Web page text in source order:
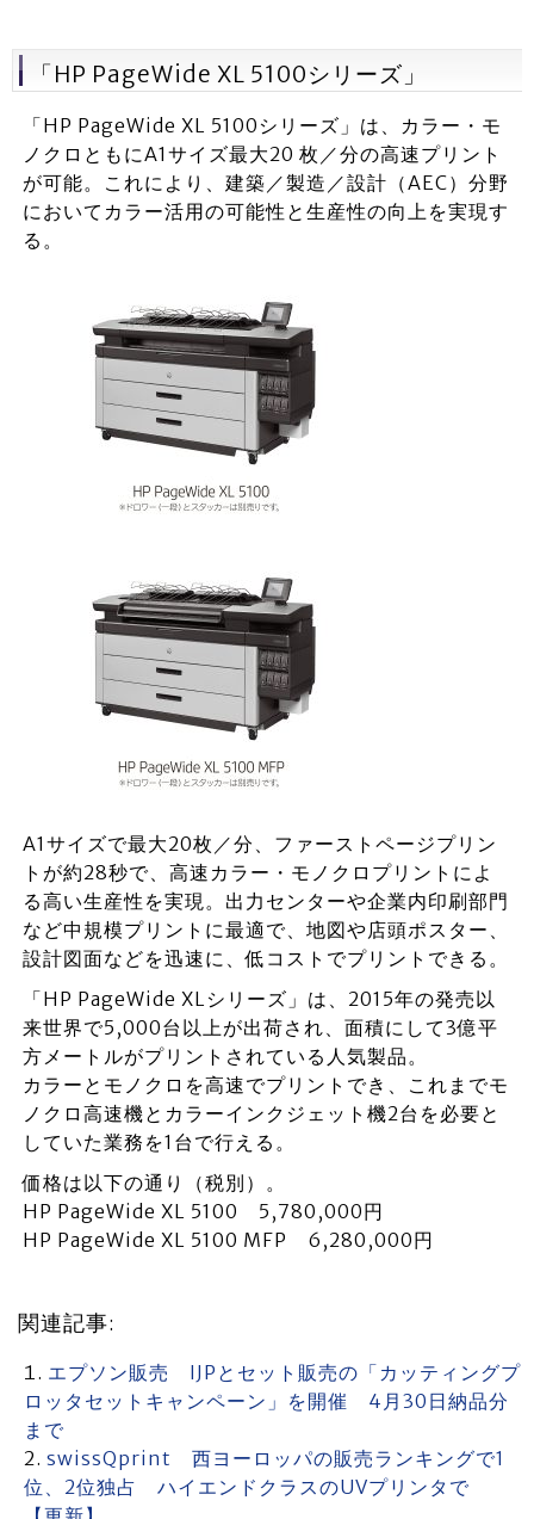
「HP PageWide XL 5100シリーズ」
「HP PageWide XL 5100シリーズ」は、カラー・モ
ノクロともにA1サイズ最大20 枚／分の高速プリント
が可能。これにより、建築／製造／設計（AEC）分野
においてカラー活用の可能性と生産性の向上を実現す
る。
A1サイズで最大20枚／分、ファーストページプリン
トが約28秒で、高速カラー・モノクロプリントによ
る高い生産性を実現。出力センターや企業内印刷部門
など中規模プリントに最適で、地図や店頭ポスター、
設計図面などを迅速に、低コストでプリントできる。
「HP PageWide XLシリーズ」は、2015年の発売以
来世界で5,000台以上が出荷され、面積にして3億平
方メートルがプリントされている人気製品。
カラーとモノクロを高速でプリントでき、これまでモ
ノクロ高速機とカラーインクジェット機2台を必要と
していた業務を1台で行える。
価格は以下の通り（税別）。
HP PageWide XL 5100 5,780,000円
HP PageWide XL 5100 MFP 6,280,000円
関連記事:
エプソン販売 IJPとセット販売の「カッティングプ
ロッタセットキャンペーン」を開催 4月30日納品分
まで
swissQprint 西ヨーロッパの販売ランキングで1
位、2位独占 ハイエンドクラスのUVプリンタで